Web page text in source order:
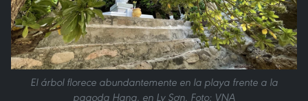
El árbol florece abundantemente en la playa frente a la
pagoda Hang, en Ly Sơn. Foto: VNA